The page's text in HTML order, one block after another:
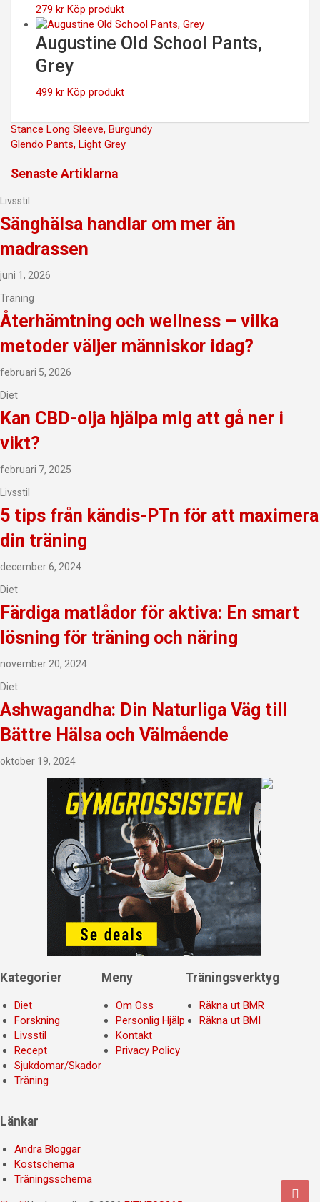
279 kr Köp produkt
Augustine Old School Pants,
Grey
499 kr Köp produkt
Inläggsnavigering
Stance Long Sleeve, Burgundy
Glendo Pants, Light Grey
Senaste Artiklarna
Livsstil
Sänghälsa handlar om mer än
madrassen
juni 1, 2026
Träning
Återhämtning och wellness – vilka
metoder väljer människor idag?
februari 5, 2026
Diet
Kan CBD-olja hjälpa mig att gå ner i
vikt?
februari 7, 2025
Livsstil
5 tips från kändis-PTn för att maximera
din träning
december 6, 2024
Diet
Färdiga matlådor för aktiva: En smart
lösning för träning och näring
november 20, 2024
Diet
Ashwagandha: Din Naturliga Väg till
Bättre Hälsa och Välmående
oktober 19, 2024
Kategorier
Diet
Forskning
Livsstil
Recept
Sjukdomar/Skador
Träning
Meny
Om Oss
Personlig Hjälp
Kontakt
Privacy Policy
Träningsverktyg
Räkna ut BMR
Räkna ut BMI
Länkar
Andra Bloggar
Kostschema
Träningsschema